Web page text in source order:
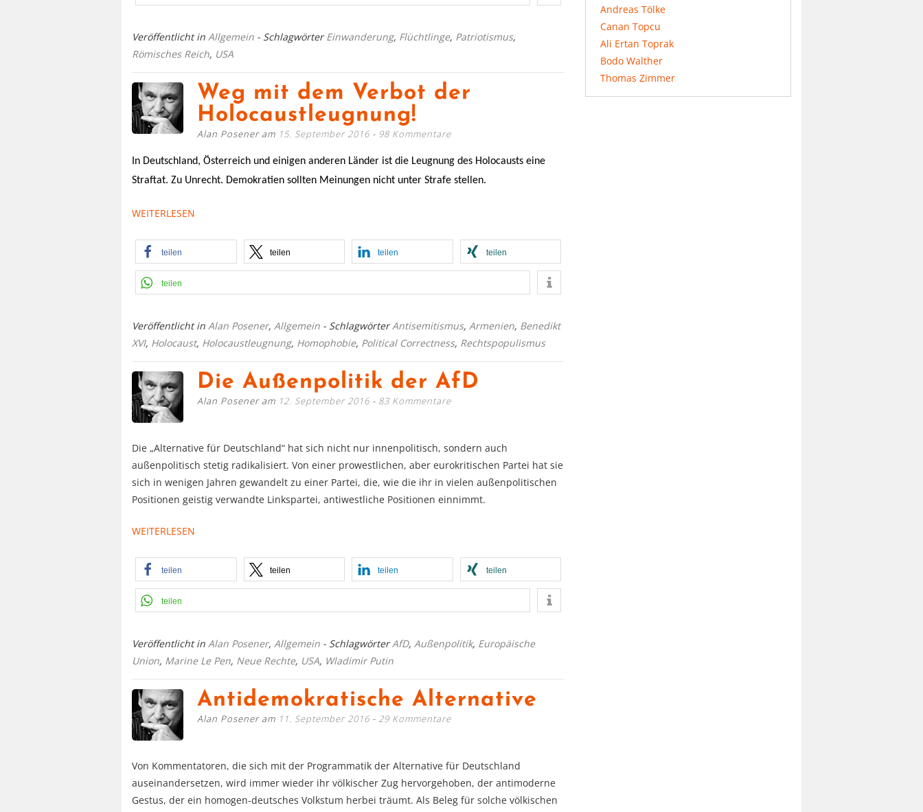
Veröffentlicht in Allgemein - SchlagwörterEinwanderung, Flüchtlinge, Patriotismus,
Römisches Reich, USA
Weg mit dem Verbot der
Holocaustleugnung!
Alan Posener am 15. September 2016 98 Kommentare
In Deutschland, Österreich und einigen anderen Länder ist die Leugnung des Holocausts eine
Straftat. Zu Unrecht. Demokratien sollten Meinungen nicht unter Strafe stellen.
WEITERLESEN
teilen teilen teilen teilen
teilen
Veröffentlicht in Alan Posener, Allgemein - SchlagwörterAntisemitismus, Armenien, Benedikt
XVI, Holocaust, Holocaustleugnung, Homophobie, Political Correctness, Rechtspopulismus
Die Außenpolitik der AfD
Alan Posener am 12. September 2016 83 Kommentare
Die „Alternative für Deutschland“ hat sich nicht nur innenpolitisch, sondern auch
außenpolitisch stetig radikalisiert. Von einer prowestlichen, aber eurokritischen Partei hat sie
sich in wenigen Jahren gewandelt zu einer Partei, die, wie die ihr in vielen außenpolitischen
Positionen geistig verwandte Linkspartei, antiwestliche Positionen einnimmt.
WEITERLESEN
teilen teilen teilen teilen
teilen
Veröffentlicht in Alan Posener, Allgemein - SchlagwörterAfD, Außenpolitik, Europäische
Union, Marine Le Pen, Neue Rechte, USA, Wladimir Putin
Antidemokratische Alternative
Alan Posener am 11. September 2016 29 Kommentare
Von Kommentatoren, die sich mit der Programmatik der Alternative für Deutschland
auseinandersetzen, wird immer wieder ihr völkischer Zug hervorgehoben, der antimoderne
Gestus, der ein homogen-deutsches Volkstum herbei träumt. Als Beleg für solche völkischen
Andreas Tölke
Canan Topcu
Ali Ertan Toprak
Bodo Walther
Thomas Zimmer